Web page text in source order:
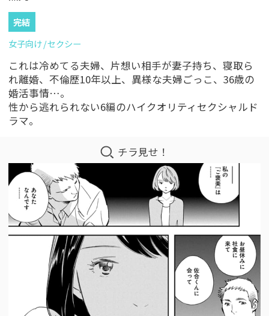
完結
女子向け セクシー
これは冷めてる夫婦、片想い相手が妻子持ち、寝取ら
れ離婚、不倫歴10年以上、異様な夫婦ごっこ、36歳の
婚活事情…。
性から逃れられない6編のハイクオリティセクシャルド
ラマ。
チラ見せ！